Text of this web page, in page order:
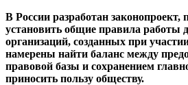
В России разработан законопроект,
установить общие правила работы
организаций, созданных при
намерены найти баланс между
правовой базы и сохранением
приносить пользу обществу.